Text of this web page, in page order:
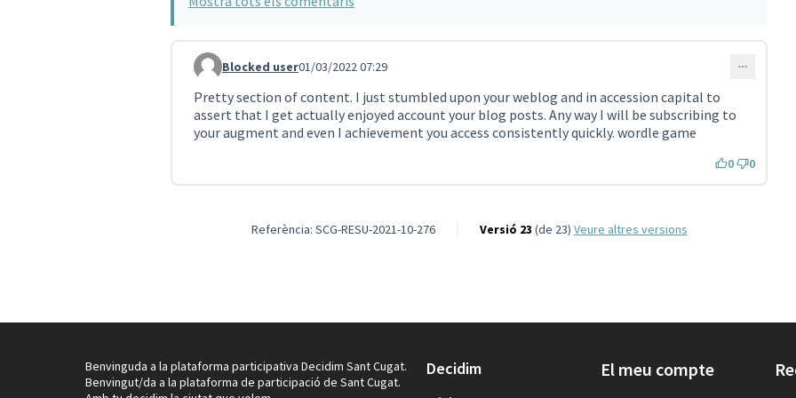
Comentari 1190
Blocked user01/03/2022 07:29
Pretty section of content. I just stumbled upon your weblog and in accession capital to
assert that I get actually enjoyed account your blog posts. Any way I will be subscribing to
your augment and even I achievement you access consistently quickly. wordle game
0 0
Referència: SCG-RESU-2021-10-276 Versió 23 (de 23) veure altres versions
Benvinguda a la plataforma participativa Decidim Sant Cugat.
Benvingut/da a la plataforma de participació de Sant Cugat.
Decidim El meu compte